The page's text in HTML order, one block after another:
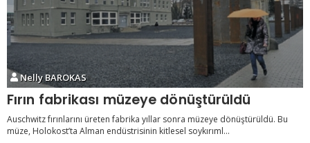
Nelly BAROKAS
Fırın fabrikası müzeye dönüştürüldü
Auschwitz fırınlarını üreten fabrika yıllar sonra müzeye dönüştürüldü. Bu
müze, Holokost’ta Alman endüstrisinin kitlesel soykırıml...